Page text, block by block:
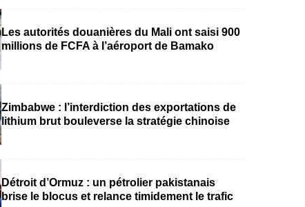
Les autorités douanières du Mali ont saisi 900
millions de FCFA à l’aéroport de Bamako
Zimbabwe : l’interdiction des exportations de
lithium brut bouleverse la stratégie chinoise
Détroit d’Ormuz : un pétrolier pakistanais
brise le blocus et relance timidement le trafic